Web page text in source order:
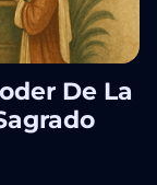
De La